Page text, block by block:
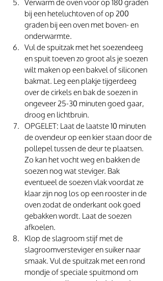
Verwarm de oven voor op 180 graden
bij een heteluchtoven of op 200
graden bij een oven met boven- en
onderwarmte.
Vul de spuitzak met het soezendeeg
en spuit toeven zo groot als je soezen
wilt maken op een bakvel of siliconen
bakmat. Leg een plakje tijgerdeeg
over de cirkels en bak de soezen in
ongeveer 25-30 minuten goed gaar,
droog en lichtbruin.
OPGELET: Laat de laatste 10 minuten
de ovendeur op een kier staan door de
pollepel tussen de deur te plaatsen.
Zo kan het vocht weg en bakken de
soezen nog wat steviger. Bak
eventueel de soezen vlak voordat ze
klaar zijn nog los op een rooster in de
oven zodat de onderkant ook goed
gebakken wordt. Laat de soezen
afkoelen.
Klop de slagroom stijf met de
slagroomversteviger en suiker naar
smaak. Vul de spuitzak met een rond
mondje of speciale spuitmond om